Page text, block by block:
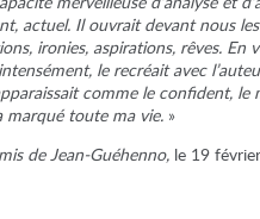
actuel. Il ouvrait devant nous
ironies, aspirations, rêves. En
le recréait avec
comme le confident, le
marqué toute ma vie. »
de Jean-Guéhenno, le 19